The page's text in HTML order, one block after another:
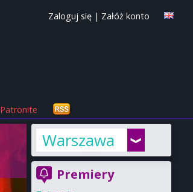
Zaloguj się | Załóż konto
Patronite
Warszawa
Premiery